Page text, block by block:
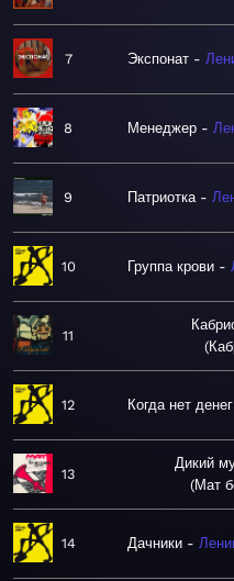
7 Экспонат
8 Менеджер
9 Патриотка
10 Группа крови
11
12 Когда нет денег
13
Дикий
Мат
14 Дачники